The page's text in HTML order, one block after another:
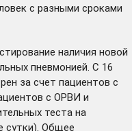
с разными сроками
наличия новой
пневмонией. С 16
за счет пациентов с
с ОРВИ и
теста на
сутки). Общее